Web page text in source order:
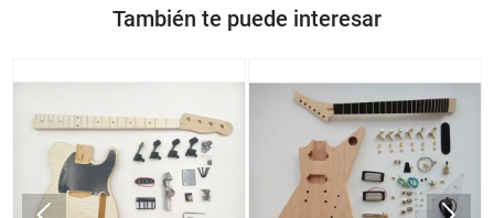
También te puede interesar